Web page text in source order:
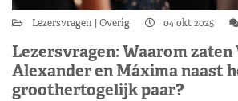
Lezersvragen Overig 04 okt 2025
Lezersvragen: Waarom
Alexander en Máxima naast
groothertogelijk paar?